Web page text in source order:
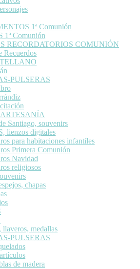
1ª Comunión
1ª Comunión
RECORDATORIOS COMUNIÓN
Recuerdos
PULSERAS
Santiago, souvenirs
lienzos digitales
para habitaciones infantiles
Primera Comunión
Navidad
religiosos
chapas
medallas
PULSERAS
de madera